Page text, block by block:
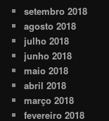
setembro 2018
agosto 2018
julho 2018
junho 2018
maio 2018
abril 2018
março 2018
fevereiro 2018